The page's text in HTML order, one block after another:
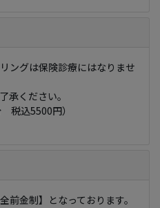
ングは保険診療にはなりませ
承ください。
税込5500円）
金制】となっております。